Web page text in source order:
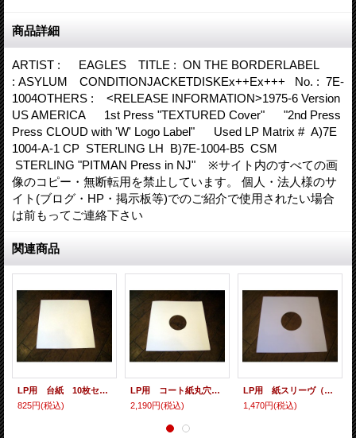
商品詳細
ARTIST : EAGLES TITLE : ON THE BORDERLABEL
: ASYLUM CONDITIONJACKETDISKEx++Ex+++ No. : 7E-
1004OTHERS : <RELEASE INFORMATION>1975-6 Version
US AMERICA 1st Press "TEXTURED Cover" "2nd Press
Press CLOUD with 'W' Logo Label" Used LP Matrix # A)7E
1004-A-1 CP STERLING LH B)7E-1004-B5 CSM
STERLING "PITMAN Press in NJ" ※サイト内のすべての画
像のコピー・無断転用を禁止しています。 個人・法人様のサ
イト(ブログ・HP・掲示板等)でのご紹介で使用されたい場合
は前もってご連絡下さい
関連商品
LP用 台紙 10枚セット
825円(税込)
LP用 コート紙丸穴ジャケ 10枚セット
2,190円(税込)
LP用 紙スリーヴ（レギュラー 四角の角） 10枚セット
1,470円(税込)